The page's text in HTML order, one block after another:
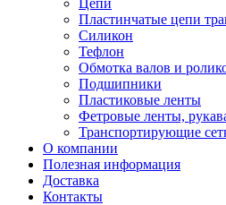
Цепи
Пластинчатые цепи
Силикон
Тефлон
Обмотка валов и
Подшипники
Пластиковые ленты
Фетровые ленты,
Транспортирующие
О компании
Полезная информация
Доставка
Контакты